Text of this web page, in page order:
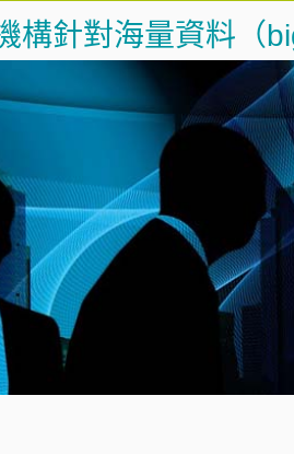
構針對海量資料（